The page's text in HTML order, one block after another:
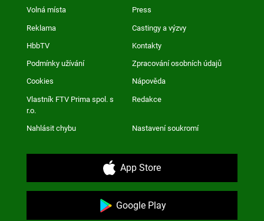
Volná místa Press
Reklama Castingy a výzvy
HbbTV Kontakty
Podmínky užívání Zpracování osobních údajů
Cookies Nápověda
Vlastník FTV Prima spol. s
r.o.
Redakce
Nahlásit chybu Nastavení soukromí
App Store
Google Play